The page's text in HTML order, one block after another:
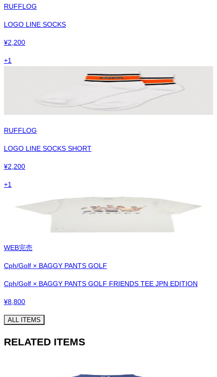
RUFFLOG
LOGO LINE SOCKS
¥2,200
+1
RUFFLOG
LOGO LINE SOCKS SHORT
¥2,200
+1
WEB完売
Cph/Golf × BAGGY PANTS GOLF
Cph/Golf × BAGGY PANTS GOLF FRIENDS TEE JPN EDITION
¥8,800
ALL ITEMS
RELATED ITEMS